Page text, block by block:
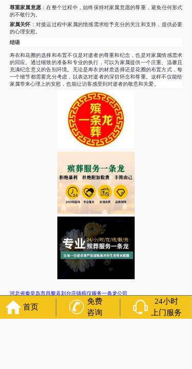
尊重家属意愿 ：在整个过程中，始终保持对家属意愿的尊重，避免任何形式
的不敬行为。
家属关怀 ：对接运过程中家属的情感需求给予充分的关注和支持，提供必要
的心理安慰。
结语
寿衣和花圈的选择和布置不仅是对逝者的尊重和纪念，也是对家属情感需求
的回应。通过细致的准备和专业的执行，可以为家属提供一个庄重、温馨且
充满纪念意义的告别环境。无论是寿衣的材质选择还是花圈的布置方式，每
一个细节都需要充分考虑，以表达对逝者的深切怀念和尊重。这样不仅能给
家属带来心理上的安慰，也能让访客感受到对逝者的敬意和关爱。
河北省秦皇岛市昌黎县刘台庄镇殡仪服务一条龙公司
上一篇: 河北省秦皇岛市昌黎县殡仪电话/丧葬热线
首页
免费
咨询
24小时
上门服务